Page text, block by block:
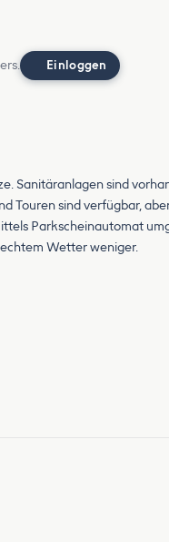
Einloggen
Sanitäranlagen sind
Touren sind verfügbar,
Parkscheinautomat
Wetter weniger.